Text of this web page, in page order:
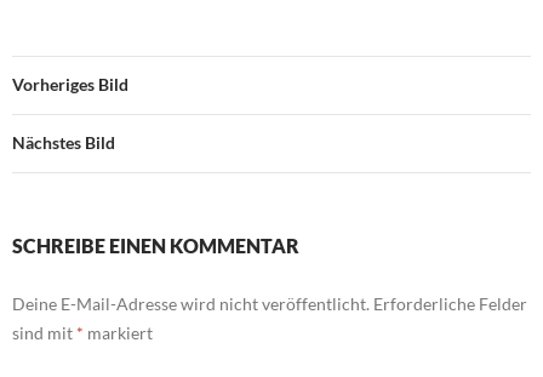
Vorheriges Bild
Nächstes Bild
SCHREIBE EINEN KOMMENTAR
Deine E-Mail-Adresse wird nicht veröffentlicht. Erforderliche Felder
sind mit * markiert